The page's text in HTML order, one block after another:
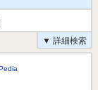
▼ 詳細検索